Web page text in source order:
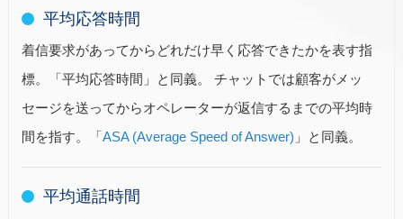
平均応答時間
着信要求があってからどれだけ早く応答できたかを表す指
標。「平均応答時間」と同義。 チャットでは顧客がメッ
セージを送ってからオペレーターが返信するまでの平均時
間を指す。「ASA (Average Speed of Answer) 」と同義。
平均通話時間